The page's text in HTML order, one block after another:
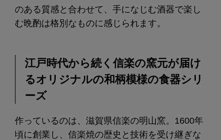
のある質感と合わせて、手になじむ酒器で楽し
む晩酌は格別なものに感じられます。
江戸時代から続く信楽の窯元が届け
るオリジナルの和柄模様の食器シリ
ーズ
作っているのは、滋賀県信楽の明山窯。1600年
頃に創業し、信楽焼の歴史と技術を受け継ぎな